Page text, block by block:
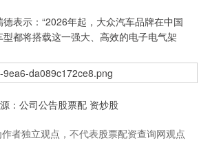
示：“2026年起，大众汽车品牌在中国
都将搭载这一强大、高效的电子电气架
：公司公告股票配 资炒股
者独立观点，不代表股票配资查询网观点